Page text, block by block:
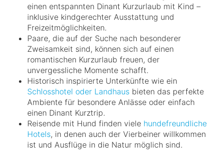
einen entspannten Dinant Kurzurlaub mit Kind –
inklusive kindgerechter Ausstattung und
Freizeitmöglichkeiten.
Paare, die auf der Suche nach besonderer
Zweisamkeit sind, können sich auf einen
romantischen Kurzurlaub freuen, der
unvergessliche Momente schafft.
Historisch inspirierte Unterkünfte wie ein
Schlosshotel oder Landhaus bieten das perfekte
Ambiente für besondere Anlässe oder einfach
einen Dinant Kurztrip.
Reisende mit Hund finden viele hundefreundliche
Hotels, in denen auch der Vierbeiner willkommen
ist und Ausflüge in die Natur möglich sind.